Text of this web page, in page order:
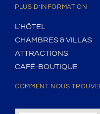
PLUS D’INFORMATION
L’HÔTEL
CHAMBRES & VILLAS
ATTRACTIONS
CAFÉ-BOUTIQUE
COMMENT NOUS